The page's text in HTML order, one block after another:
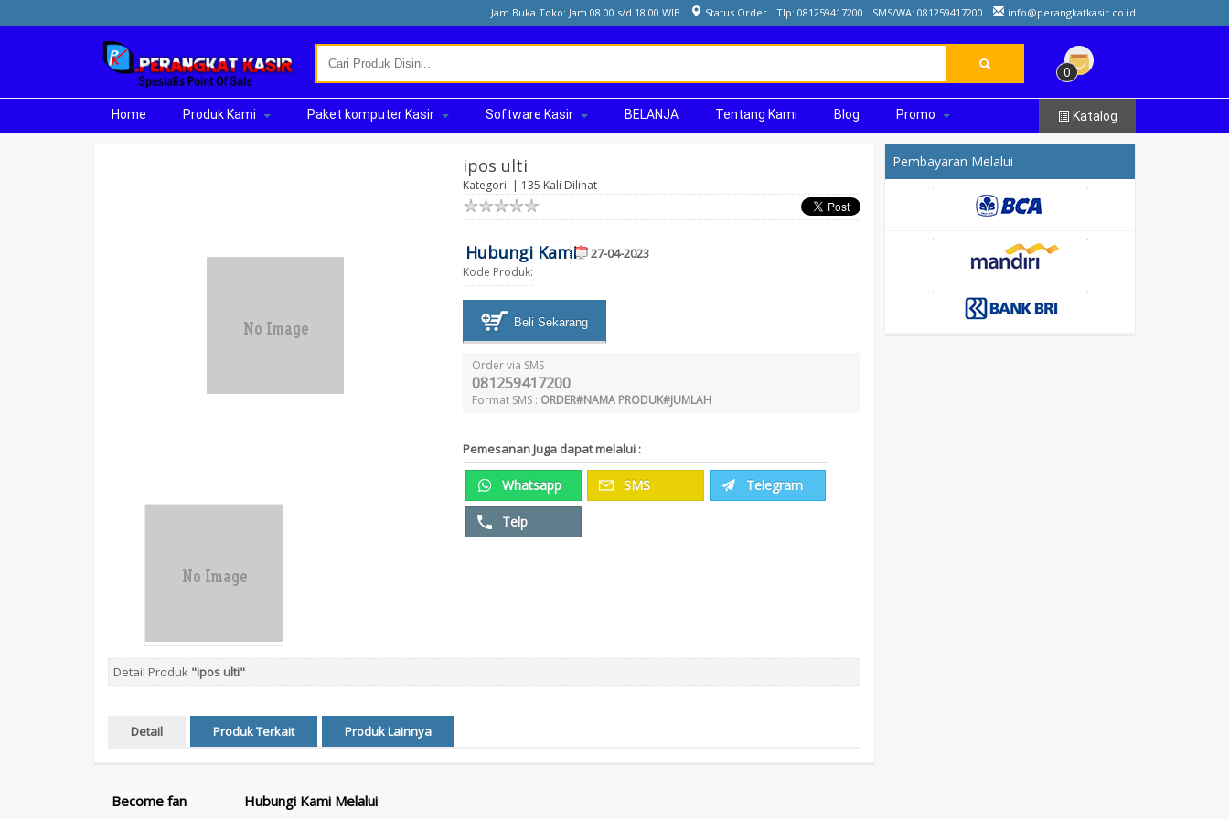
Jam Buka Toko: Jam 08.00 s/d 18.00 WIB Status Order Tlp: 081259417200 SMS/WA: 081259417200 info@perangkatkasir.co.id
0
Home Produk Kami Paket komputer Kasir Software Kasir BELANJA Tentang Kami Blog Promo Katalog
ipos ulti
Kategori: | 135 Kali Dilihat
Hubungi Kami
Kode Produk:
27-04-2023
Beli Sekarang
Order via SMS
081259417200
Format SMS : ORDER#NAMA PRODUK#JUMLAH
Pemesanan Juga dapat melalui :
Whatsapp SMS Telegram
Telp
Detail Produk "ipos ulti"
Detail Produk Terkait Produk Lainnya
Pembayaran Melalui
Become fan Hubungi Kami Melalui